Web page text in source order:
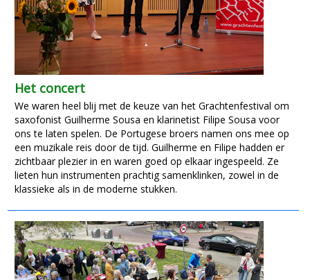
Het concert
We waren heel blij met de keuze van het Grachtenfestival om
saxofonist Guilherme Sousa en klarinetist Filipe Sousa voor
ons te laten spelen. De Portugese broers namen ons mee op
een muzikale reis door de tijd. Guilherme en Filipe hadden er
zichtbaar plezier in en waren goed op elkaar ingespeeld. Ze
lieten hun instrumenten prachtig samenklinken, zowel in de
klassieke als in de moderne stukken.